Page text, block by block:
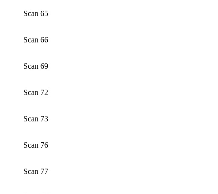
Scan 65
Scan 66
Scan 69
Scan 72
Scan 73
Scan 76
Scan 77